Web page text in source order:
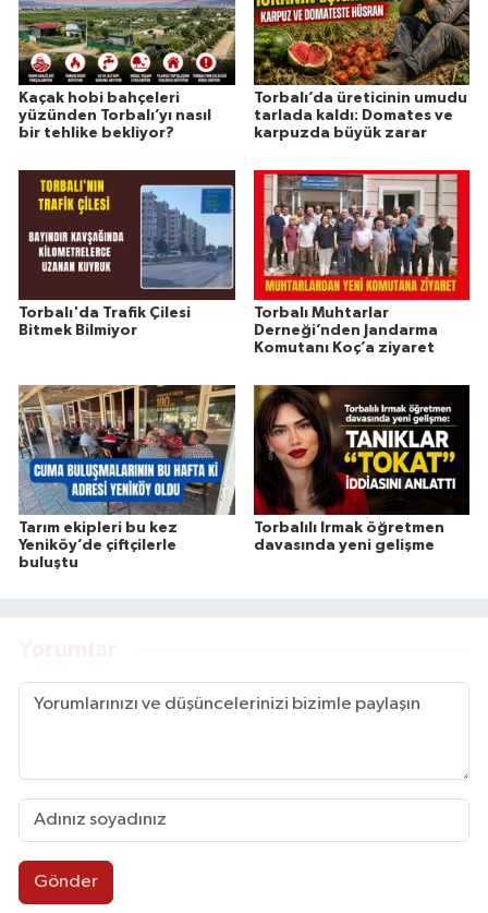
Kaçak hobi bahçeleri
yüzünden Torbalı’yı nasıl
bir tehlike bekliyor?
Torbalı’da üreticinin umudu
tarlada kaldı: Domates ve
karpuzda büyük zarar
Torbalı'da Trafik Çilesi
Bitmek Bilmiyor
Torbalı Muhtarlar
Derneği’nden Jandarma
Komutanı Koç’a ziyaret
Tarım ekipleri bu kez
Yeniköy’de çiftçilerle
buluştu
Torbalılı Irmak öğretmen
davasında yeni gelişme
Gönder